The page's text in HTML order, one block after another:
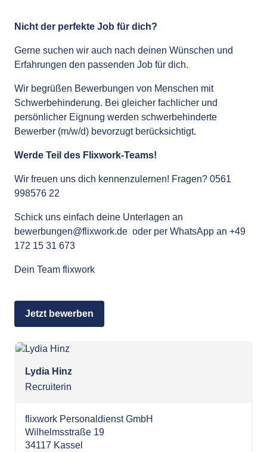
Nicht der perfekte Job für dich?
Gerne suchen wir auch nach deinen Wünschen und
Erfahrungen den passenden Job für dich.
Wir begrüßen Bewerbungen von Menschen mit
Schwerbehinderung. Bei gleicher fachlicher und
persönlicher Eignung werden schwerbehinderte
Bewerber (m/w/d) bevorzugt berücksichtigt.
Werde Teil des Flixwork-Teams!
Wir freuen uns dich kennenzulernen! Fragen? 0561
998576 22
Schick uns einfach deine Unterlagen an
bewerbungen@flixwork.de oder per WhatsApp an +49
172 15 31 673
Dein Team flixwork
Jetzt bewerben
Lydia Hinz
Recruiterin
flixwork Personaldienst GmbH
Wilhelmsstraße 19
34117 Kassel